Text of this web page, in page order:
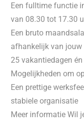
Een fulltime functie
van 08.30 tot 17.30
Een bruto
afhankelijk van jouw
25 vakantiedagen
Mogelijkheden om
Een prettige
stabiele organisatie
Meer informatie Wil